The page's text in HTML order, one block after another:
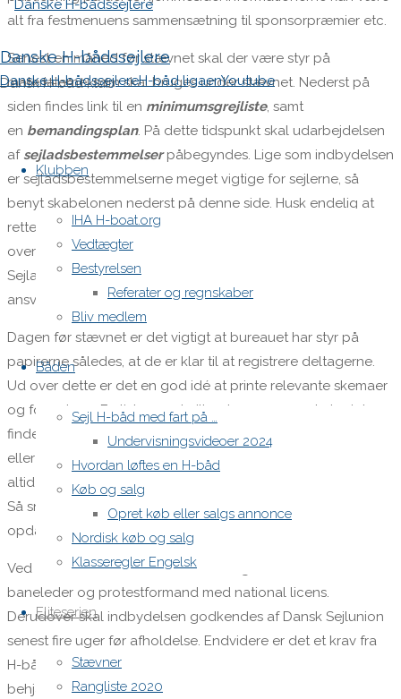
Danske H-bådssejlere
Dansk H-båd klub
Danske H-bådssejlereH-båd ligaenYoutube
content
Klubben
IHA H-boat.org
Vedtægter
Bestyrelsen
Referater og regnskaber
Bliv medlem
Båden
Sejl H-båd med fart på …
Undervisningsvideoer 2024
Hvordan løftes en H-båd
Køb og salg
Opret køb eller salgs annonce
Nordisk køb og salg
Klasseregler Engelsk
Eliteserien
Stævner
Rangliste 2020
alt fra festmenuens sammensætning til sponsorpræmier etc.
Senest en måned før stævnet skal der være styr på
materialerne, som skal bruges under stævnet. Nederst på
siden findes link til en minimumsgrejliste, samt
en bemandingsplan. På dette tidspunkt skal udarbejdelsen
af sejladsbestemmelserpåbegyndes. Lige som indbydelsen
er sejladsbestemmelserne meget vigtige for sejlerne, så
benyt skabelonen nederst på denne side. Husk endelig at
rette grejlisten/sejladsbestemmelserne til, så grejet stemmer
overens med sejladsbestemmelserne.
Sejladsbestemmelserne skal skrives i samarbejde med den
ansvarlige baneleder.
Dagen før stævnet er det vigtigt at bureauet har styr på
papirerne således, at de er klar til at registrere deltagerne.
Ud over dette er det en god idé at printe relevante skemaer
og formularer. En liste over hvilke skemaer som skal printes
findes herunder. Skemaer findes på sejlunionens hjemmeside
eller kan hentes som samlet zip-fil via baneleder.dk Hent
altid “friske” skemaer, da disse løbende bliver opdateret.
Så snart resultaterne er klar, er det en god service at
opdatere Manage2sail og senest efter endt protesthøring.
Ved afholdelse af DM, skal den arrangerende klub finde en
baneleder og protestformand med national licens.
Derudover skal indbydelsen godkendes af Dansk Sejlunion
senest fire uger før afholdelse. Endvidere er det et krav fra
H-bådsklubben, at der findes mindst en official til at være
behjælpelig med indmåling. Der skal findes et egnet sted til